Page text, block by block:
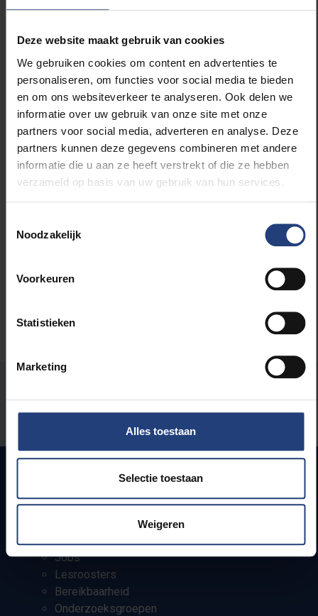
Deze website maakt gebruik van cookies
We gebruiken cookies om content en advertenties te
personaliseren, om functies voor social media te bieden
en om ons websiteverkeer te analyseren. Ook delen we
informatie over uw gebruik van onze site met onze
partners voor social media, adverteren en analyse. Deze
partners kunnen deze gegevens combineren met andere
informatie die u aan ze heeft verstrekt of die ze hebben
verzameld op basis van uw gebruik van hun services.
Noodzakelijk
Voorkeuren
Statistieken
Marketing
Alles toestaan
Selectie toestaan
Weigeren
In het belang van de strafklacht en de
tuchtprocedure zal de VUB zich voorlopig onthouden
van verdere commentaar en informatie.
VUB-rector Jan Danckaert:‘Grensoverschrijdend
gedrag wordt niet getolereerd aan de VUB. Nu niet,
straks niet, nooit meer. Ons meldpunt YANA neemt
elke klacht, alsook de indieners ervan, bijzonder
ernstig. Wanneer grensoverschrijdend gedrag zich
slachtoffers doorheen het – voor hen loodzware –
Snel naar
Jobs
Lesroosters
Bereikbaarheid
Onderzoeksgroepen